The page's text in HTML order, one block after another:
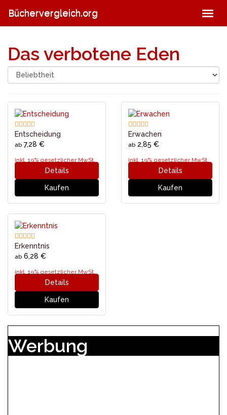
main
Büchervergleich.org
Das verbotene Eden
Entscheidung
ab 7,28 €
inkl. 19% gesetzlicher MwSt.
Details
Kaufen
Erwachen
ab 2,85 €
inkl. 19% gesetzlicher MwSt.
Details
Kaufen
Erkenntnis
ab 6,28 €
inkl. 19% gesetzlicher MwSt.
Details
Kaufen
Werbung